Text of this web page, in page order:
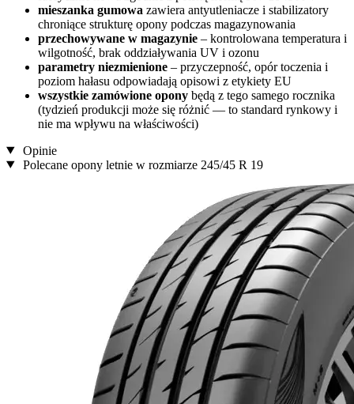
mieszanka gumowa zawiera antyutleniacze i stabilizatory
chroniące strukturę opony podczas magazynowania
przechowywane w magazynie – kontrolowana temperatura i
wilgotność, brak oddziaływania UV i ozonu
parametry niezmienione – przyczepność, opór toczenia i
poziom hałasu odpowiadają opisowi z etykiety EU
wszystkie zamówione opony będą z tego samego rocznika
(tydzień produkcji może się różnić — to standard rynkowy i
nie ma wpływu na właściwości)
Opinie
Polecane opony letnie w rozmiarze 245/45 R 19